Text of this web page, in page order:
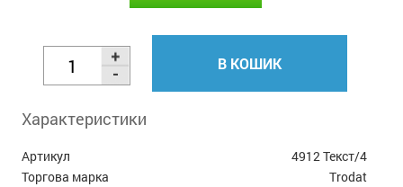
В КОШИК
Характеристики
Артикул
4912 Текст/4
Торгова марка
Trodat